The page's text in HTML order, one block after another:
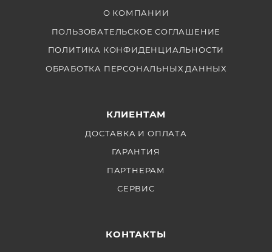
О КОМПАНИИ
ПОЛЬЗОВАТЕЛЬСКОЕ СОГЛАШЕНИЕ
ПОЛИТИКА КОНФИДЕНЦИАЛЬНОСТИ
ОБРАБОТКА ПЕРСОНАЛЬНЫХ ДАННЫХ
КЛИЕНТАМ
ДОСТАВКА И ОПЛАТА
ГАРАНТИЯ
ПАРТНЕРАМ
СЕРВИС
КОНТАКТЫ